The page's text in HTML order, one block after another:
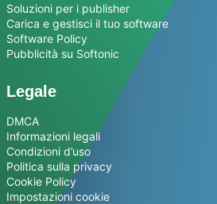
Soluzioni per i publisher
Carica e gestisci il tuo software
Software Policy
Pubblicità su Softonic
Legale
DMCA
Informazioni legali
Condizioni d’uso
Politica sulla privacy
Cookie Policy
Impostazioni cookie